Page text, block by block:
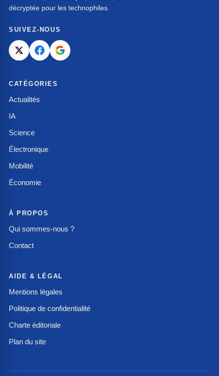
décryptée pour les technophiles.
SUIVEZ-NOUS
CATÉGORIES
Actualités
IA
Science
Électronique
Mobilité
Économie
À PROPOS
Qui sommes-nous ?
Contact
AIDE & LÉGAL
Mentions légales
Politique de confidentialité
Charte éditoriale
Plan du site